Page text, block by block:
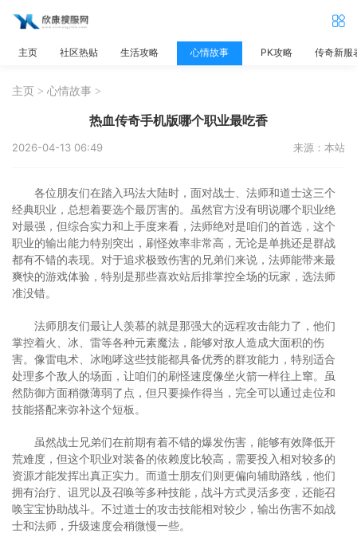
主页 社区热贴 生活攻略 心情故事 PK攻略 传奇新服
主页 > 心情故事 >
热血传奇手机版哪个职业最吃香
2026-04-13 06:49 来源：本站
各位朋友们在踏入玛法大陆时，面对战士、法师和道士这三个
经典职业，总想着要选个最厉害的。虽然官方没有明说哪个职业绝
对最强，但综合实力和上手度来看，法师绝对是咱们的首选，这个
职业的输出能力特别突出，刷怪效率非常高，无论是单挑还是群战
都有不错的表现。对于追求极致伤害的兄弟们来说，法师能带来最
爽快的游戏体验，特别是那些喜欢站后排掌控全场的玩家，选法师
准没错。
法师朋友们最让人羡慕的就是那强大的远程攻击能力了，他们
掌控着火、冰、雷等各种元素魔法，能够对敌人造成大面积的伤
害。像雷电术、冰咆哮这些技能都具备优秀的群攻能力，特别适合
处理多个敌人的场面，让咱们的刷怪速度像坐火箭一样往上窜。虽
然防御方面稍微薄弱了点，但只要操作得当，完全可以通过走位和
技能搭配来弥补这个短板。
虽然战士兄弟们在前期有着不错的爆发伤害，能够有效降低开
荒难度，但这个职业对装备的依赖度比较高，需要投入相对较多的
资源才能发挥出真正实力。而道士朋友们则更偏向辅助路线，他们
拥有治疗、诅咒以及召唤等多种技能，战斗方式灵活多变，还能召
唤宝宝协助战斗。不过道士的攻击技能相对较少，输出伤害不如战
士和法师，升级速度会稍微慢一些。